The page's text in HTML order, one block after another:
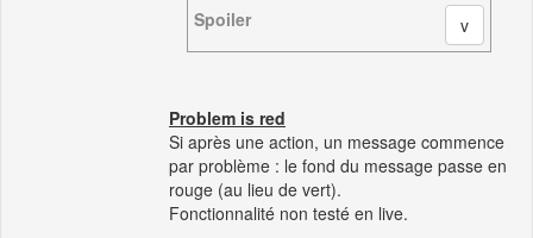
Spoiler
Problem is red
Si après une action, un message commence
par problème : le fond du message passe en
rouge (au lieu de vert).
Fonctionnalité non testé en live.